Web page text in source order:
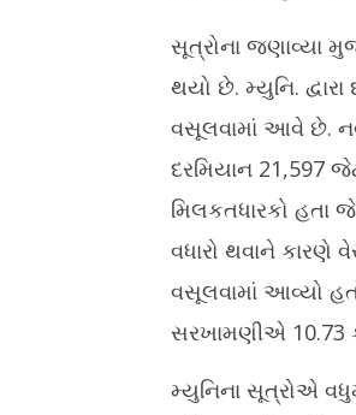
સૂત્રોના જણાવ્યા
થયો છે. મ્યુનિ.
વસૂલવામાં આવે છે.
દરમિયાન 21,597
મિલકતધારકો હતા
વધારો થવાને કારણે
વસૂલવામાં આવ્યો
સરખામણીએ 10.73
મ્યુનિના સૂત્રોએ